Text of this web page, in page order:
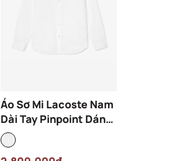
Áo Sơ Mi Lacoste Nam
Dài Tay Pinpoint Dáng
Slim Fit CH1843-00-
001 Màu Trắng